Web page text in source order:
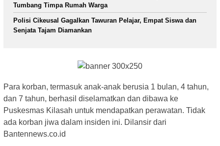
Tumbang Timpa Rumah Warga
Polisi Cikeusal Gagalkan Tawuran Pelajar, Empat Siswa dan
Senjata Tajam Diamankan
Para korban, termasuk anak-anak berusia 1 bulan, 4 tahun,
dan 7 tahun, berhasil diselamatkan dan dibawa ke
Puskesmas Kilasah untuk mendapatkan perawatan. Tidak
ada korban jiwa dalam insiden ini. Dilansir dari
Bantennews.co.id